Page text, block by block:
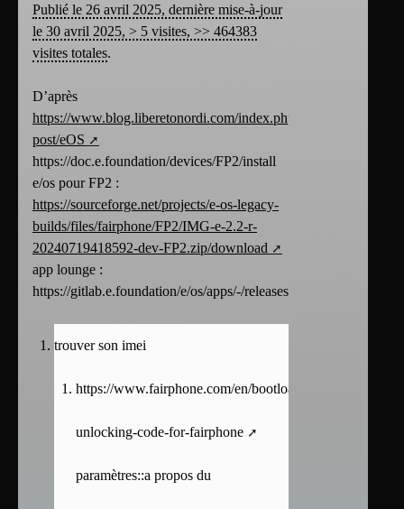
Publié le 26 avril 2025, dernière mise-à-jour
le 30 avril 2025, > 5 visites, >> 464383
visites totales.
D’après
https://www.blog.liberetonordi.com/index.php?
post/eOS
https://doc.e.foundation/devices/FP2/install
e/os pour FP2 :
https://sourceforge.net/projects/e-os-legacy-
builds/files/fairphone/FP2/IMG-e-2.2-r-
20240719418592-dev-FP2.zip/download
app lounge :
https://gitlab.e.foundation/e/os/apps/-/releases/permalink/latest
trouver son imei
https://www.fairphone.com/en/bootloader-
unlocking-code-for-fairphone
paramètres::a propos du